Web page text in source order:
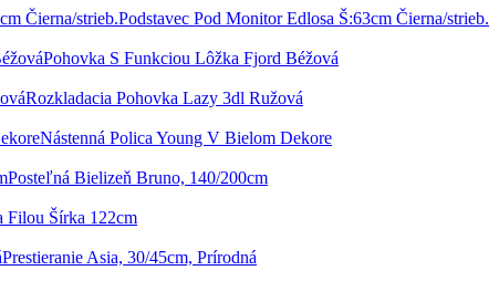
Podstavec Pod Monitor Edlosa Š:63cm Čierna/strieb.
Pohovka S Funkciou Lôžka Fjord Béžová
Rozkladacia Pohovka Lazy 3dl Ružová
Nástenná Polica Young V Bielom Dekore
Posteľná Bielizeň Bruno, 140/200cm
Filou Šírka 122cm
Prestieranie Asia, 30/45cm, Prírodná